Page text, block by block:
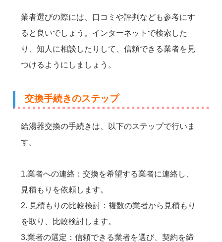
業者選びの際には、口コミや評判なども参考にす
ると良いでしょう。インターネットで検索した
り、知人に相談したりして、信頼できる業者を見
つけるようにしましょう。
交換手続きのステップ
給湯器交換の手続きは、以下のステップで行いま
す。
1.業者への連絡：交換を希望する業者に連絡し、
見積もりを依頼します。
2. 見積もりの比較検討：複数の業者から見積もり
を取り、比較検討します。
3.業者の選定：信頼できる業者を選び、契約を締